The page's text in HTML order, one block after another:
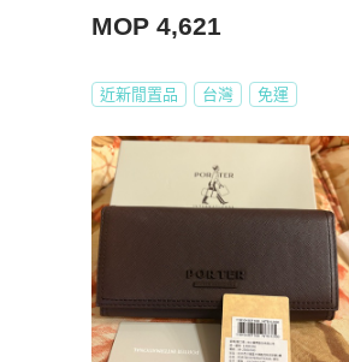
MOP 4,621
近新閒置品 台灣 免運